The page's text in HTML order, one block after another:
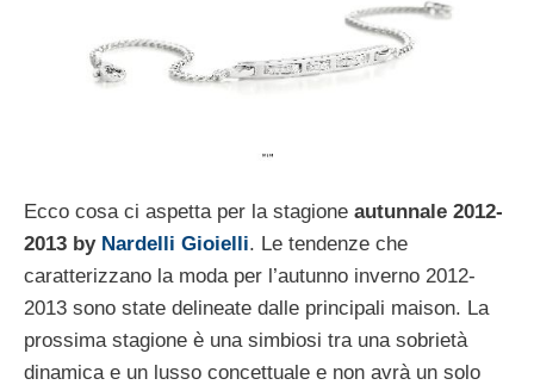
Ecco cosa ci aspetta per la stagione autunnale 2012-
2013 by Nardelli Gioielli. Le tendenze che
caratterizzano la moda per l’autunno inverno 2012-
2013 sono state delineate dalle principali maison. La
prossima stagione è una simbiosi tra una sobrietà
dinamica e un lusso concettuale e non avrà un solo